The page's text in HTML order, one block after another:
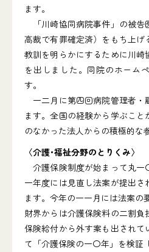
ます。
「川崎協同病院事件」の被告
高裁で有罪確定済）をもち上げ
教訓を明らかにするために川
を出しました。同院のホーム
す。
一二月に第四回病院管理者・
ます。全国の経験から学ぶこ
のなかった法人からの積極的な
〈介護･福祉分野のとりくみ〉
介護保険制度が始まって丸一
一年度には見直し法案が提出
ます。今年の一一月には法案の
財界からは介護保険料の二割
保険給付から外す案も出されて
て「介護保険の一〇年」を検証